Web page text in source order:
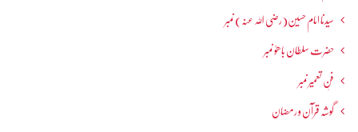
سیدنا امام حسین(رضی اللہ عنہ) نمبر
حضرت سلطان باھوؒ نمبر
فنِ تعمیر نمبر
گوشہ قرآن و رمضان